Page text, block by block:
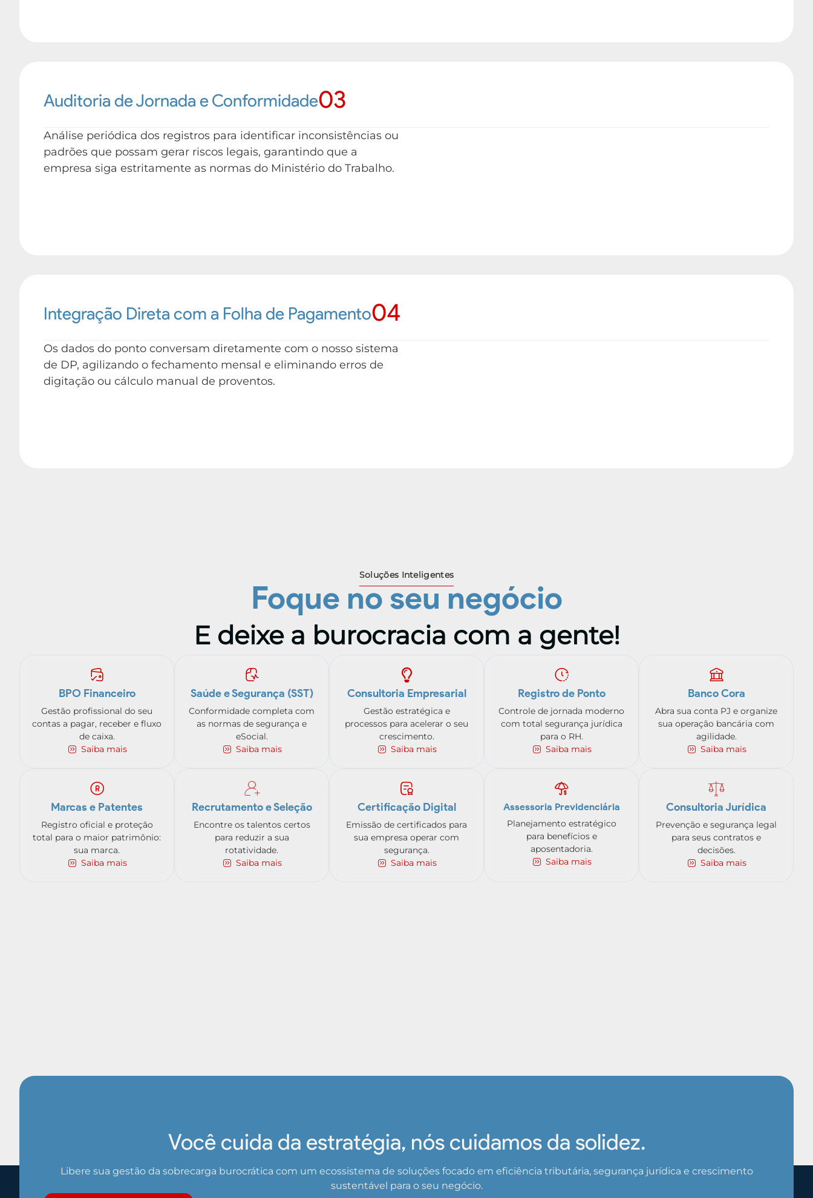
Auditoria de Jornada e Conformidade03
Análise periódica dos registros para identificar inconsistências ou
padrões que possam gerar riscos legais, garantindo que a
empresa siga estritamente as normas do Ministério do Trabalho.
Integração Direta com a Folha de Pagamento04
Os dados do ponto conversam diretamente com o nosso sistema
de DP, agilizando o fechamento mensal e eliminando erros de
digitação ou cálculo manual de proventos.
Soluções Inteligentes
Foque no seu negócio
E deixe a burocracia com a gente!
BPO Financeiro
Gestão profissional do seu
contas a pagar, receber e fluxo
de caixa.
Saiba mais
Saúde e Segurança (SST)
Conformidade completa com
as normas de segurança e
eSocial.
Saiba mais
Consultoria Empresarial
Gestão estratégica e
processos para acelerar o seu
crescimento.
Saiba mais
Registro de Ponto
Controle de jornada moderno
com total segurança jurídica
para o RH.
Saiba mais
Banco Cora
Abra sua conta PJ e organize
sua operação bancária com
agilidade.
Saiba mais
Marcas e Patentes
Registro oficial e proteção
total para o maior patrimônio:
sua marca.
Saiba mais
Recrutamento e Seleção
Encontre os talentos certos
para reduzir a sua
rotatividade.
Saiba mais
Certificação Digital
Emissão de certificados para
sua empresa operar com
segurança.
Saiba mais
Assessoria Previdenciária
Planejamento estratégico
para benefícios e
aposentadoria.
Saiba mais
Consultoria Jurídica
Prevenção e segurança legal
para seus contratos e
decisões.
Saiba mais
Você cuida da estratégia, nós cuidamos da solidez.
Libere sua gestão da sobrecarga burocrática com um ecossistema de soluções focado em eficiência tributária, segurança jurídica e crescimento
sustentável para o seu negócio.